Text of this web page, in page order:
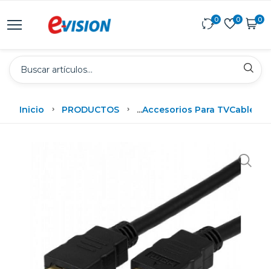
0 0 0
Inicio PRODUCTOS ...Accesorios Para TVCables /